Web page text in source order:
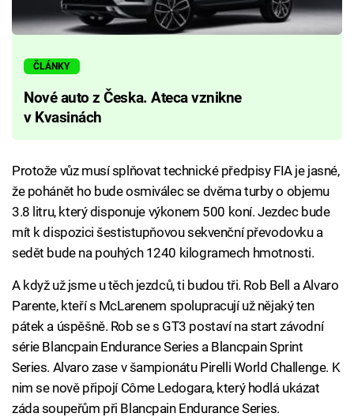
ČLÁNKY
Nové auto z Česka. Ateca vznikne
v Kvasinách
Protože vůz musí splňovat technické předpisy FIA je jasné,
že pohánět ho bude osmiválec se dvěma turby o objemu
3.8 litru, který disponuje výkonem 500 koní. Jezdec bude
mít k dispozici šestistupňovou sekvenční převodovku a
sedět bude na pouhých 1240 kilogramech hmotnosti.
A když už jsme u těch jezdců, ti budou tři. Rob Bell a Alvaro
Parente, kteří s McLarenem spolupracují už nějaký ten
pátek a úspěšně. Rob se s GT3 postaví na start závodní
série Blancpain Endurance Series a Blancpain Sprint
Series. Alvaro zase v šampionátu Pirelli World Challenge. K
nim se nově připojí Côme Ledogara, který hodlá ukázat
záda soupeřům při Blancpain Endurance Series.